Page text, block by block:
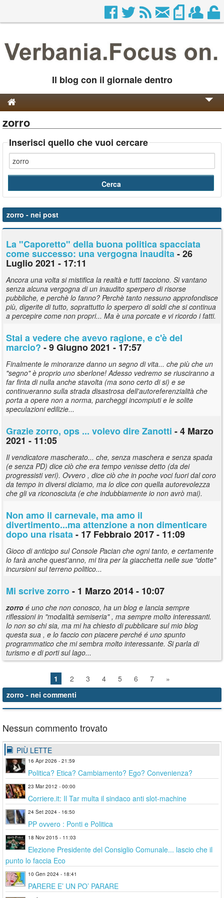
Il blog con il giornale dentro
Genesi e Storia
Contatti
zorro
Inserisci quello che vuoi cercare
zorro - nei post
La "Caporetto" della buona politica spacciata
come successo: una vergogna inaudita- 26
Luglio 2021 - 17:11
Ancora una volta si mistifica la realtà e tutti tacciono. Si vantano
senza alcuna vergogna di un inaudito sperpero di risorse
pubbliche, e perchè lo fanno? Perchè tanto nessuno approfondisce
più, digerite di tutto, soprattutto lo sperpero di soldi che si continua
a percepire come non propri... Ma è una porcate e vi ricordo i fatti.
Stai a vedere che avevo ragione, e c'è del
marcio? - 9 Giugno 2021 - 17:57
Finalmente le minoranze danno un segno di vita... che più che un
"segno" è proprio uno sberlone! Adesso vedremo se riusciranno a
far finta di nulla anche stavolta (ma sono certo di si) e se
continueranno sulla strada disastrosa dell'autoreferenzialità che
porta a opere non a norma, parcheggi incompiuti e le solite
speculazioni edilizie...
Graziezorro, ops ... volevo dire Zanotti - 4 Marzo
2021 - 11:05
Il vendicatore mascherato... che, senza maschera e senza spada
(e senza PD) dice ciò che era tempo venisse detto (da dei
progressisti veri). Ovvero , dice ciò che in poche voci fuori dal coro
da tempo in diversi diciamo, ma lo dice con quella autorevolezza
che gli va riconosciuta (e che indubbiamente io non avrò mai).
Non amo il carnevale, ma amo il
divertimento...ma attenzione a non dimenticare
dopo una risata- 17 Febbraio 2017 - 11:09
Gioco di anticipo sul Console Pacian che ogni tanto, e certamente
lo farà anche quest'anno, mi tira per la giacchetta nelle sue "dotte"
incursioni sul terreno politico...
Mi scrivezorro- 1 Marzo 2014 - 10:07
zorro é uno che non conosco, ha un blog e lancia sempre
riflessioni in "modalità semiseria" , ma sempre molto interessanti.
Io non so chi sia, ma mi ha chiesto di pubblicare sul mio blog
questa sua , e lo faccio con piacere perché é uno spunto
programmatico che mi sembra molto interessante. Si parla di
turismo e di porti sul lago...
1 2 3 4 5 6 7
»
zorro - nei commenti
Nessun commento trovato
PIÙ LETTE
16 Apr 2026 - 21:59
Politica? Etica? Cambiamento? Ego? Convenienza?
23 Mar 2012 - 00:00
Corriere.it: Il Tar multa il sindaco anti slot-machine
24 Set 2024 - 16:50
PP ovvero : Ponti e Politica
18 Nov 2015 - 11:03
Elezione Presidente del Consiglio Comunale... lascio che il
punto lo faccia Eco
10 Gen 2024 - 18:41
PARERE E’ UN PO’ PARARE